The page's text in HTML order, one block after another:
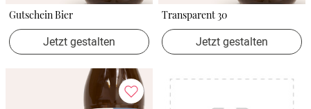
Gutschein Bier
Jetzt gestalten
Transparent 30
Jetzt gestalten